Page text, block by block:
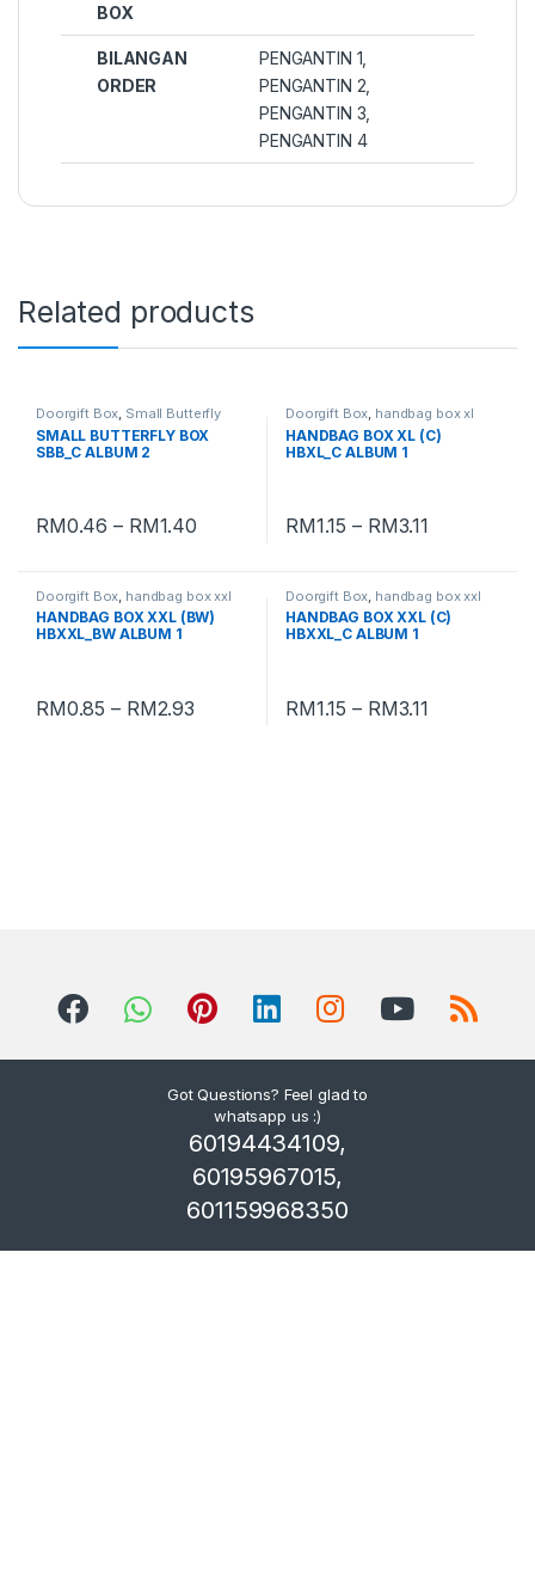
BOX
BILANGAN
ORDER
PENGANTIN 1,
PENGANTIN 2,
PENGANTIN 3,
PENGANTIN 4
Related products
Doorgift Box Small Butterfly
SMALL BUTTERFLY BOX
SBB_C ALBUM 2
RM0.46 – RM1.40
Doorgift Box handbag box xl
HANDBAG BOX XL (C)
HBXL_C ALBUM 1
RM1.15 – RM3.11
Doorgift Box handbag box xxl
HANDBAG BOX XXL (BW)
HBXXL_BW ALBUM 1
RM0.85 – RM2.93
Doorgift Box handbag box xxl
HANDBAG BOX XXL (C)
HBXXL_C ALBUM 1
RM1.15 – RM3.11
Got Questions? Feel glad to
whatsapp us :)
60194434109,
60195967015,
601159968350